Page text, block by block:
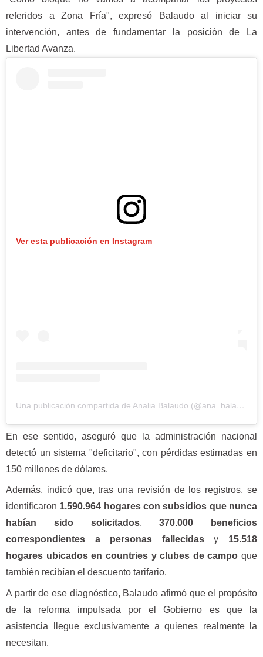
referidos a Zona Fría", expresó Balaudo al iniciar su
intervención, antes de fundamentar la posición de La
Libertad Avanza.
Ver esta publicación en Instagram
Una publicación compartida de Analia Balaudo (@ana_balaudo)
En ese sentido, aseguró que la administración nacional
detectó un sistema "deficitario", con pérdidas estimadas en
150 millones de dólares.
Además, indicó que, tras una revisión de los registros, se
identificaron 1.590.964 hogares con subsidios que nunca
habían sido solicitados,370.000 beneficios
correspondientes a personas fallecidasy 15.518
hogares ubicados en countries y clubes de campo que
también recibían el descuento tarifario.
A partir de ese diagnóstico, Balaudo afirmó que el propósito
de la reforma impulsada por el Gobierno es que la
asistencia llegue exclusivamente a quienes realmente la
necesitan.